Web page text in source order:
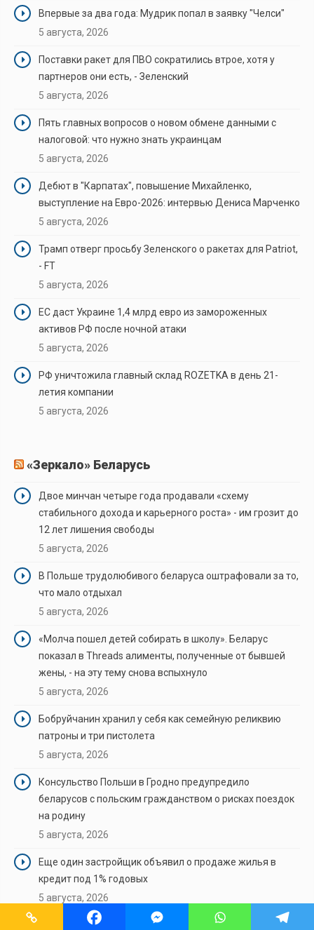
Впервые за два года: Мудрик попал в заявку "Челси"
5 августа, 2026
Поставки ракет для ПВО сократились втрое, хотя у
партнеров они есть, - Зеленский
5 августа, 2026
Пять главных вопросов о новом обмене данными с
налоговой: что нужно знать украинцам
5 августа, 2026
Дебют в "Карпатах", повышение Михайленко,
выступление на Евро-2026: интервью Дениса Марченко
5 августа, 2026
Трамп отверг просьбу Зеленского о ракетах для Patriot,
- FT
5 августа, 2026
ЕС даст Украине 1,4 млрд евро из замороженных
активов РФ после ночной атаки
5 августа, 2026
РФ уничтожила главный склад ROZETKA в день 21-
летия компании
5 августа, 2026
«Зеркало» Беларусь
Двое минчан четыре года продавали «схему
стабильного дохода и карьерного роста» - им грозит до
12 лет лишения свободы
5 августа, 2026
В Польше трудолюбивого беларуса оштрафовали за то,
что мало отдыхал
5 августа, 2026
«Молча пошел детей собирать в школу». Беларус
показал в Threads алименты, полученные от бывшей
жены, - на эту тему снова вспыхнуло
5 августа, 2026
Бобруйчанин хранил у себя как семейную реликвию
патроны и три пистолета
5 августа, 2026
Консульство Польши в Гродно предупредило
беларусов с польским гражданством о рисках поездок
на родину
5 августа, 2026
Еще один застройщик объявил о продаже жилья в
кредит под 1% годовых
5 августа, 2026
Тихановской не открыли счет в польском банке из-за